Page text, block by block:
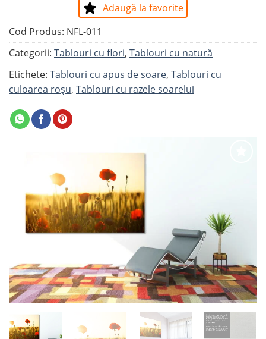
favorite
Adaugă la favorite
Cod Produs: NFL-011
Categorii: Tablouri cu flori, Tablouri cu natură
Etichete: Tablouri cu apus de soare, Tablouri cu
culoarea roșu, Tablouri cu razele soarelui